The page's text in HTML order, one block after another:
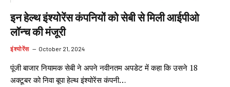
इन हेल्थ इंश्योरेंस कंपनियों को सेबी से मिली आईपीओ
लॉन्च की मंजूरी
इंश्योरेंस October 21, 2024
पूंजी बाजार नियामक सेबी ने अपने नवीनतम अपडेट में कहा कि उसने 18
अक्टूबर को निवा बूपा हेल्थ इंश्योरेंस कंपनी…